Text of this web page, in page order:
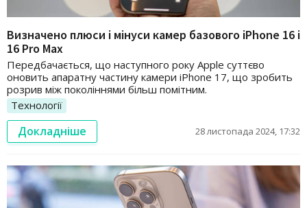
Визначено плюси і мінуси камер базового iPhone 16 і
16 Pro Max
Передбачається, що наступного року Apple суттєво
оновить апаратну частину камери iPhone 17, що зробить
розрив між поколіннями більш помітним.
Технології
Докладніше 28 листопада 2024, 17:32